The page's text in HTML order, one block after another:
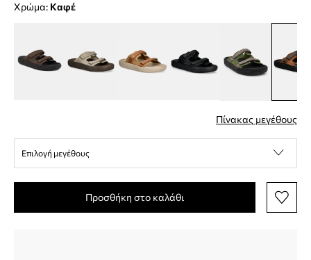
Χρώμα: καφέ
Πίνακας μεγέθους
Επιλογή μεγέθους
Προσθήκη στο καλάθι